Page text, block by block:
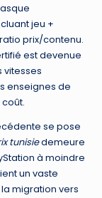
jeu +
prix/contenu.
est devenue
vitesses
enseignes de
se pose
tunisiedemeure
à moindre
un vaste
migration vers